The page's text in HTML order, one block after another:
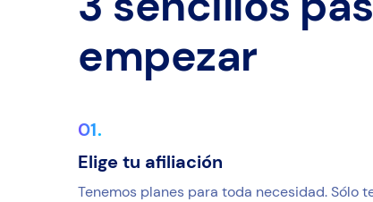
empezar
Elige tu afiliación
Tenemos planes para toda necesidad. Sólo